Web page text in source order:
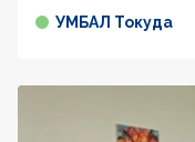
УМБАЛ Токуда